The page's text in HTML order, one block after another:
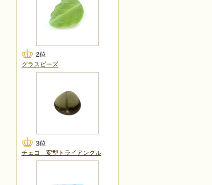
グラスビーズ
チェコ 変型トライアングル